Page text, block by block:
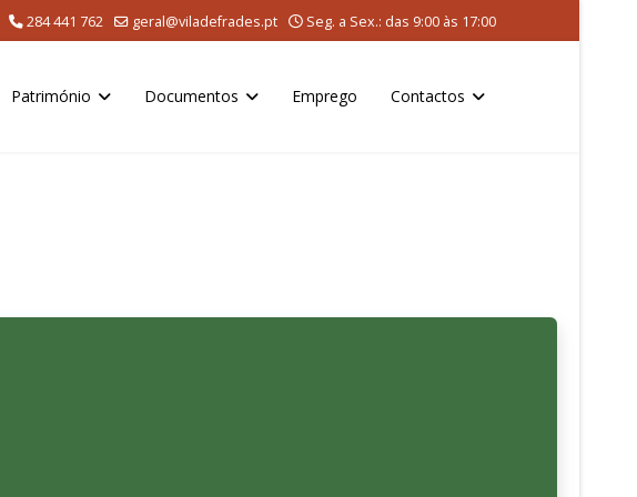
284 441 762 geral@viladefrades.pt Seg. a Sex.: das 9:00 às 17:00
Património Documentos Emprego Contactos